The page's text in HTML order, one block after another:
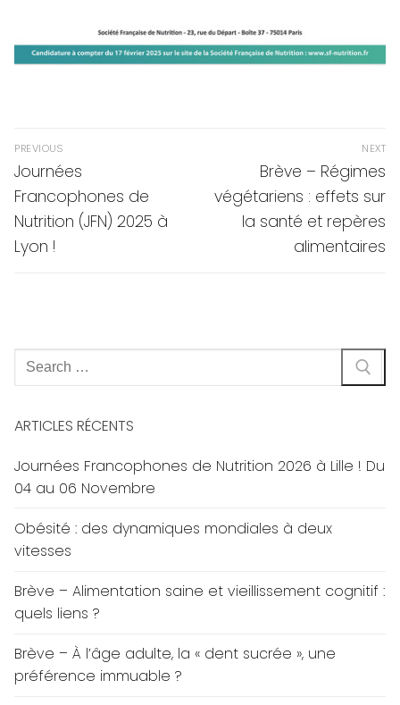
Navigation
de
l’article
PREVIOUS
Previous
post:
Journées
Francophones de
Nutrition (JFN) 2025 à
Lyon !
NEXT
Next
post:
Brève – Régimes
végétariens : effets sur
la santé et repères
alimentaires
Rechercher
:
ARTICLES RÉCENTS
Journées Francophones de Nutrition 2026 à Lille ! Du
04 au 06 Novembre
Obésité : des dynamiques mondiales à deux
vitesses
Brève – Alimentation saine et vieillissement cognitif :
quels liens ?
Brève – À l’âge adulte, la « dent sucrée », une
préférence immuable ?